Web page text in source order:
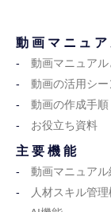
動画マニュ
動画マニュアル
動画の活用シー
動画の作成手順
お役立ち資料
主要機能
動画マニュア
人材スキル管